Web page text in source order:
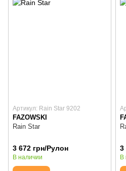
Артикул: Rain Star 9202
FAZOWSKI
Rain Star
3 672 грн/Рулон
В наличии
3
В